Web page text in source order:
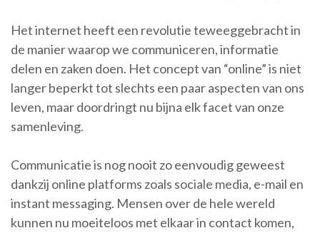
Het internet heeft een revolutie teweeggebracht in
de manier waarop we communiceren, informatie
delen en zaken doen. Het concept van “online” is niet
langer beperkt tot slechts een paar aspecten van ons
leven, maar doordringt nu bijna elk facet van onze
samenleving.
Communicatie is nog nooit zo eenvoudig geweest
dankzij online platforms zoals sociale media, e-mail en
instant messaging. Mensen over de hele wereld
kunnen nu moeiteloos met elkaar in contact komen,